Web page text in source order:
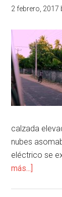
2 febrero, 2017
calzada
nubes
eléctrico se
más...]